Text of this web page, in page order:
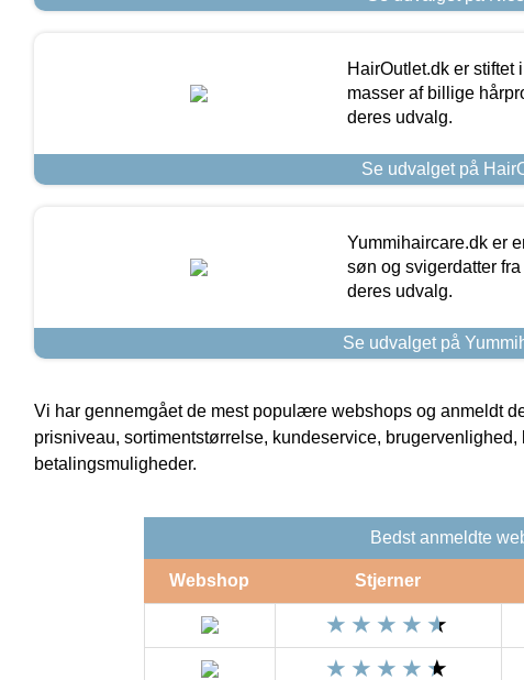
HairOutlet.dk er stiftet
masser af billige
deres udvalg.
Se udvalget på
Yummihaircare.dk er
søn og svigerdatter
deres udvalg.
Se udvalget på
Vi har gennemgået de mest populære webshops og anmeldt
prisniveau, sortimentstørrelse, kundeservice,
betalingsmuligheder.
Bedst anmeldte
Webshop Stjerner